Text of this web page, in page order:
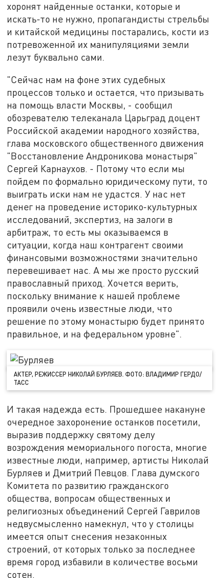
хоронят найденные останки, которые и
искать-то не нужно, пропагандисты стрельбы
и китайской медицины постарались, кости из
потревоженной их манипуляциями земли
лезут буквально сами.
"Сейчас нам на фоне этих судебных
процессов только и остается, что призывать
на помощь власти Москвы, - сообщил
обозревателю телеканала Царьград доцент
Российской академии народного хозяйства,
глава московского общественного движения
"Восстановление Андроникова монастыря"
Сергей Карнаухов. - Потому что если мы
пойдем по формально юридическому пути, то
выиграть иски нам не удастся. У нас нет
денег на проведение историко-культурных
исследований, экспертиз, на залоги в
арбитраж, то есть мы оказываемся в
ситуации, когда наш контрагент своими
финансовыми возможностями значительно
перевешивает нас. А мы же просто русский
православный приход. Хочется верить,
поскольку внимание к нашей проблеме
проявили очень известные люди, что
решение по этому монастырю будет принято
правильное, и на федеральном уровне".
АКТЕР, РЕЖИССЕР НИКОЛАЙ БУРЛЯЕВ. ФОТО: ВЛАДИМИР ГЕРДО/
ТАСС
И такая надежда есть. Прошедшее накануне
очередное захоронение останков посетили,
выразив поддержку святому делу
возрождения мемориального погоста, многие
известные люди, например, артисты Николай
Бурляев и Дмитрий Певцов. Глава думского
Комитета по развитию гражданского
общества, вопросам общественных и
религиозных объединений Сергей Гаврилов
недвусмысленно намекнул, что у столицы
имеется опыт снесения незаконных
строений, от которых только за последнее
время город избавили в количестве восьми
сотен.